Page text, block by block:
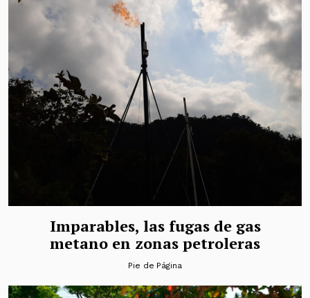
Imparables, las fugas de gas
metano en zonas petroleras
Pie de Página